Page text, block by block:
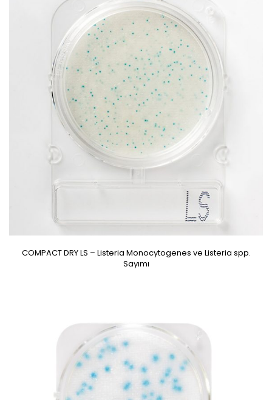
COMPACT DRY LS – Listeria Monocytogenes ve Listeria spp.
Sayımı